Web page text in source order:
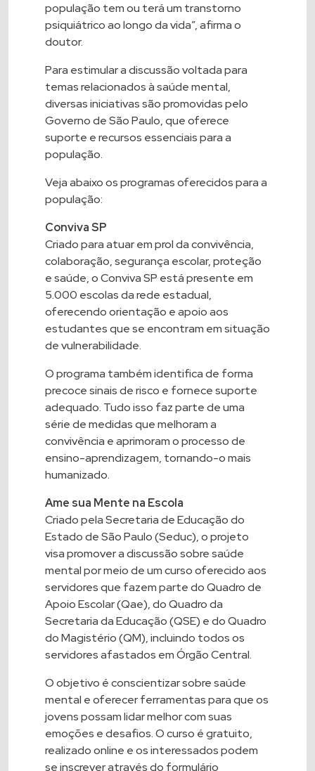
população tem ou terá um transtorno
psiquiátrico ao longo da vida”, afirma o
doutor.
Para estimular a discussão voltada para
temas relacionados à saúde mental,
diversas iniciativas são promovidas pelo
Governo de São Paulo, que oferece
suporte e recursos essenciais para a
população.
Veja abaixo os programas oferecidos para a
população:
Conviva SP
Criado para atuar em prol da convivência,
colaboração, segurança escolar, proteção
e saúde, oConviva SP está presente em
5.000 escolas da rede estadual,
oferecendo orientação e apoio aos
estudantes que se encontram em situação
de vulnerabilidade.
O programa também identifica de forma
precoce sinais de risco e fornece suporte
adequado. Tudo isso faz parte de uma
série de medidas que melhoram a
convivência e aprimoram o processo de
ensino-aprendizagem, tornando-o mais
humanizado.
Ame sua Mente na Escola
Criado pela Secretaria de Educação do
Estado de São Paulo (Seduc), o projeto
visa promover a discussão sobre saúde
mental por meio de um curso oferecido aos
servidores que fazem parte do Quadro de
Apoio Escolar (Qae), do Quadro da
Secretaria da Educação (QSE) e do Quadro
do Magistério (QM), incluindo todos os
servidores afastados em Órgão Central.
O objetivo é conscientizar sobre saúde
mental e oferecer ferramentas para que os
jovens possam lidar melhor com suas
emoções e desafios. O curso é gratuito,
realizado online e os interessados podem
se inscrever através do formulário